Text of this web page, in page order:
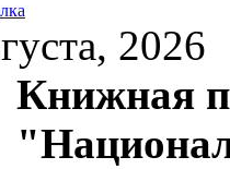
2026
Книжная